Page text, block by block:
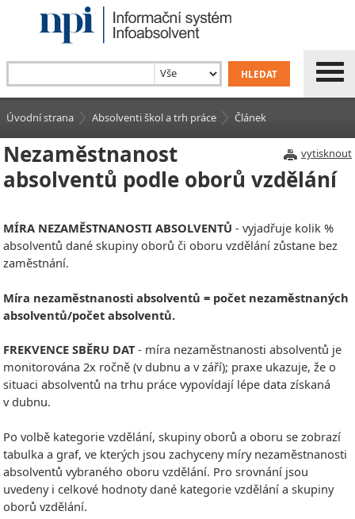
Úvodní strana Absolventi škol a trh práce Článek
vytisknout
Nezaměstnanost
absolventů podle oborů vzdělání
MÍRA NEZAMĚSTNANOSTI ABSOLVENTŮ - vyjadřuje kolik %
absolventů dané skupiny oborů či oboru vzdělání zůstane bez
zaměstnání.
Míra nezaměstnanosti absolventů = počet nezaměstnaných
absolventů/počet absolventů.
FREKVENCE SBĚRU DAT- míra nezaměstnanosti absolventů je
monitorována 2x ročně (v dubnu a v září); praxe ukazuje, že o
situaci absolventů na trhu práce vypovídají lépe data získaná
v dubnu.
Po volbě kategorie vzdělání, skupiny oborů a oboru se zobrazí
tabulka a graf, ve kterých jsou zachyceny míry nezaměstnanosti
absolventů vybraného oboru vzdělání. Pro srovnání jsou
uvedeny i celkové hodnoty dané kategorie vzdělání a skupiny
oborů vzdělání.